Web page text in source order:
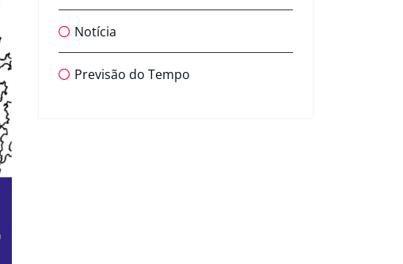
Notícia
Previsão do Tempo